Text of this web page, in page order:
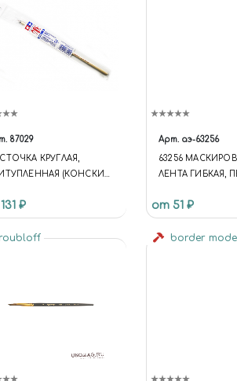
87029
КРУГЛАЯ,
(КОНСКИЙ
₽
Арт. аэ-63256
63256
ЛЕНТА ГИБКАЯ,
от 51 ₽
border